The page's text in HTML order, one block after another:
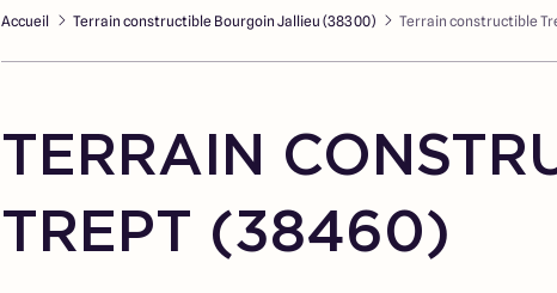
Accueil Terrain constructible Bourgoin Jallieu (38300) Terrain constructible
TERRAIN
TREPT (38460)